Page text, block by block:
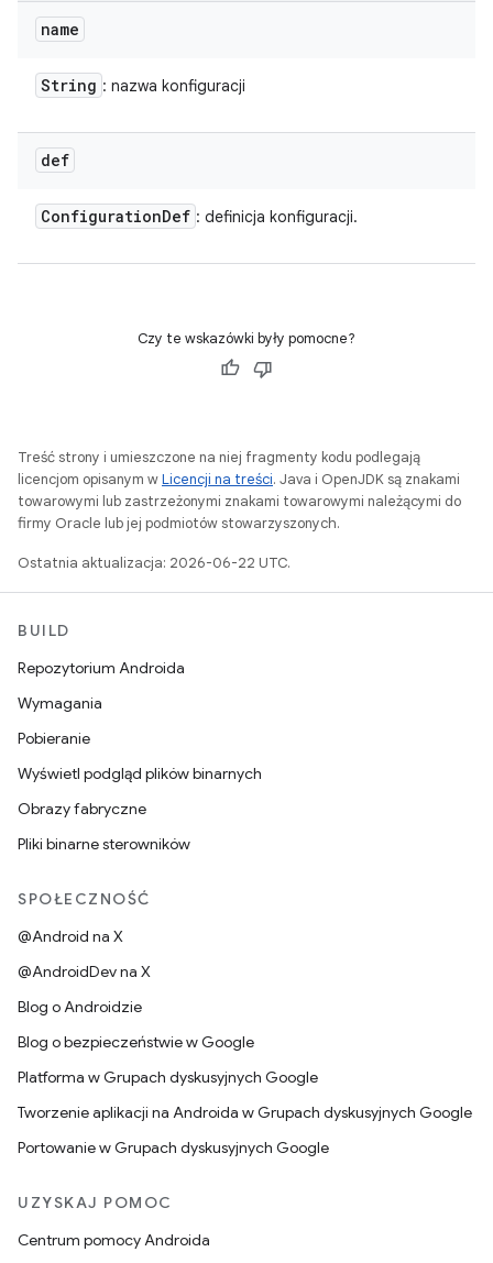
name
String : nazwa konfiguracji
def
ConfigurationDef : definicja konfiguracji.
Czy te wskazówki były pomocne?
Treść strony i umieszczone na niej fragmenty kodu podlegają
licencjom opisanym wLicencji na treści. Java i OpenJDK są znakami
towarowymi lub zastrzeżonymi znakami towarowymi należącymi do
firmy Oracle lub jej podmiotów stowarzyszonych.
Ostatnia aktualizacja: 2026-06-22 UTC.
BUILD
Repozytorium Androida
Wymagania
Pobieranie
Wyświetl podgląd plików binarnych
Obrazy fabryczne
Pliki binarne sterowników
SPOŁECZNOŚĆ
@Android na X
@AndroidDev na X
Blog o Androidzie
Blog o bezpieczeństwie w Google
Platforma w Grupach dyskusyjnych Google
Tworzenie aplikacji na Androida w Grupach dyskusyjnych Google
Portowanie w Grupach dyskusyjnych Google
UZYSKAJ POMOC
Centrum pomocy Androida